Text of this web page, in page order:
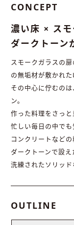
CONCEPT
濃い床 × スモ
ダークトーン
スモークガラスの
の無垢材が敷かれた
その中心に佇むの
ン。
作った料理をさっと
忙しい毎日の中で
コンクリートなど
ダークトーンで設
洗練されたソリッド
OUTLINE